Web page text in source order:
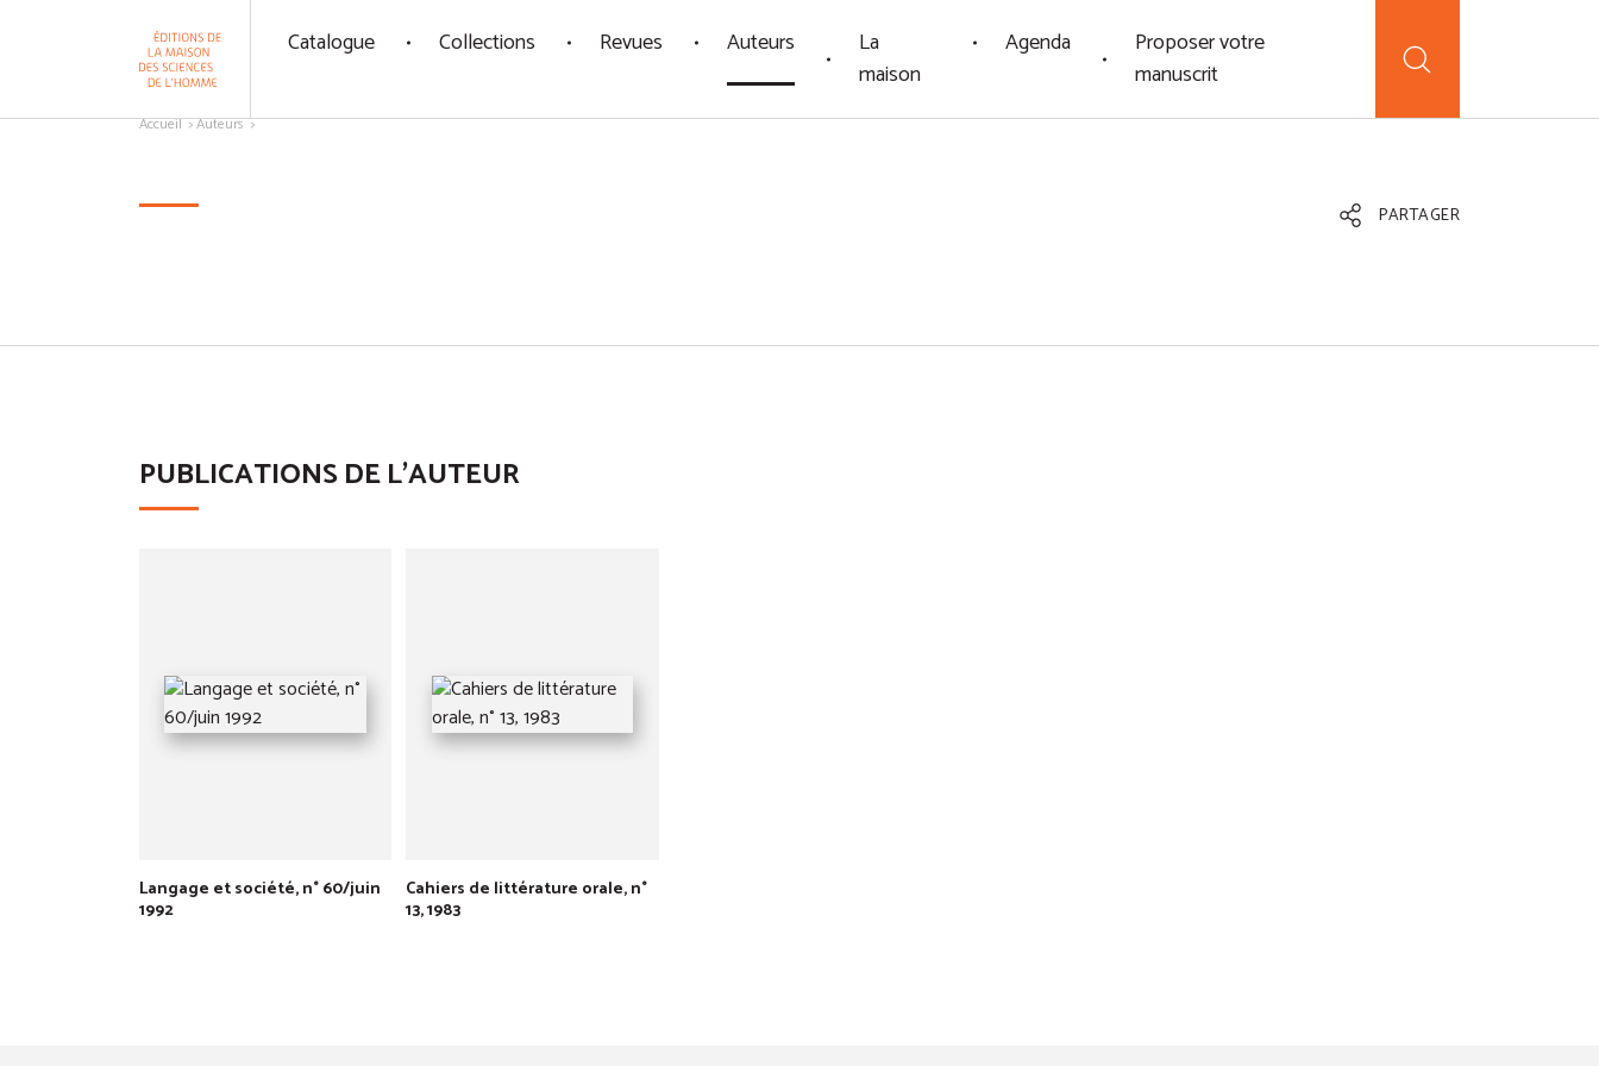
Catalogue Collections Revues Auteurs
La
maison
Agenda
Proposer votre
manuscrit
Accueil Auteurs
PARTAGER
PUBLICATIONS DE L'AUTEUR
Langage et société, n° 60/juin
1992
Cahiers de littérature orale, n°
13, 1983